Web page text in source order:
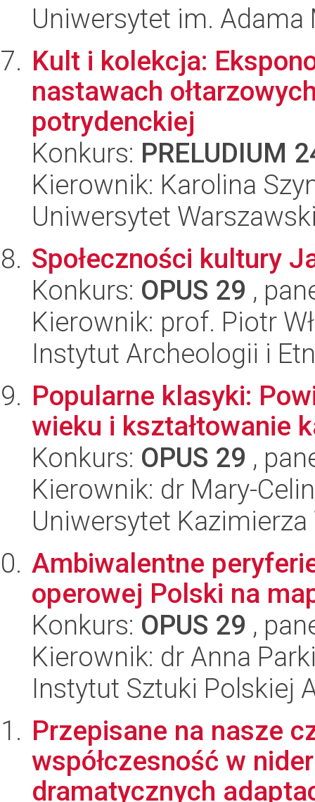
Uniwersytet im.
Kult i kolekcja:
nastawach
potrydenckiej
Konkurs: PRELUDIUM
Kierownik: Karolina
Uniwersytet
Społeczności kultury
Konkurs: OPUS 29 ,
Kierownik: prof. Piotr
Instytut Archeologii i
Popularne klasyki:
wieku i kształtowanie
Konkurs: OPUS 29 ,
Kierownik: dr Mary-
Uniwersytet
Ambiwalentne
operowej Polski na
Konkurs: OPUS 29 ,
Kierownik: dr Anna
Instytut Sztuki Polskiej
Przepisane na nasze
współczesność w
dramatycznych